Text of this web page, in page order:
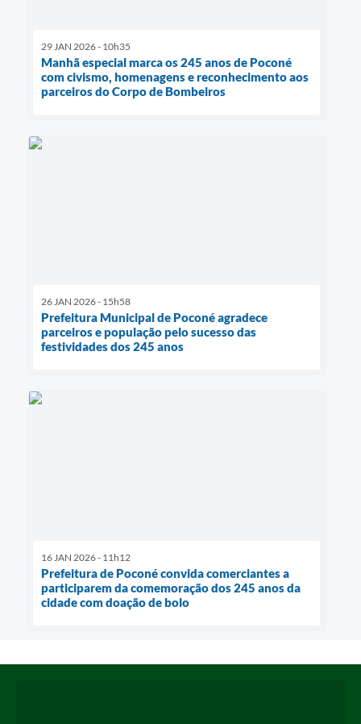
29 JAN 2026 - 10h35
Manhã especial marca os 245 anos de Poconé
com civismo, homenagens e reconhecimento aos
parceiros do Corpo de Bombeiros
26 JAN 2026 - 15h58
Prefeitura Municipal de Poconé agradece
parceiros e população pelo sucesso das
festividades dos 245 anos
16 JAN 2026 - 11h12
Prefeitura de Poconé convida comerciantes a
participarem da comemoração dos 245 anos da
cidade com doação de bolo